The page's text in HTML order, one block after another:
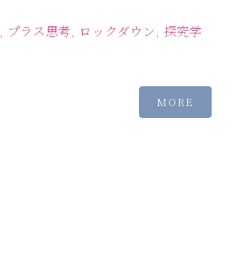
, プラス思考, ロックダウン, 探究学
MORE